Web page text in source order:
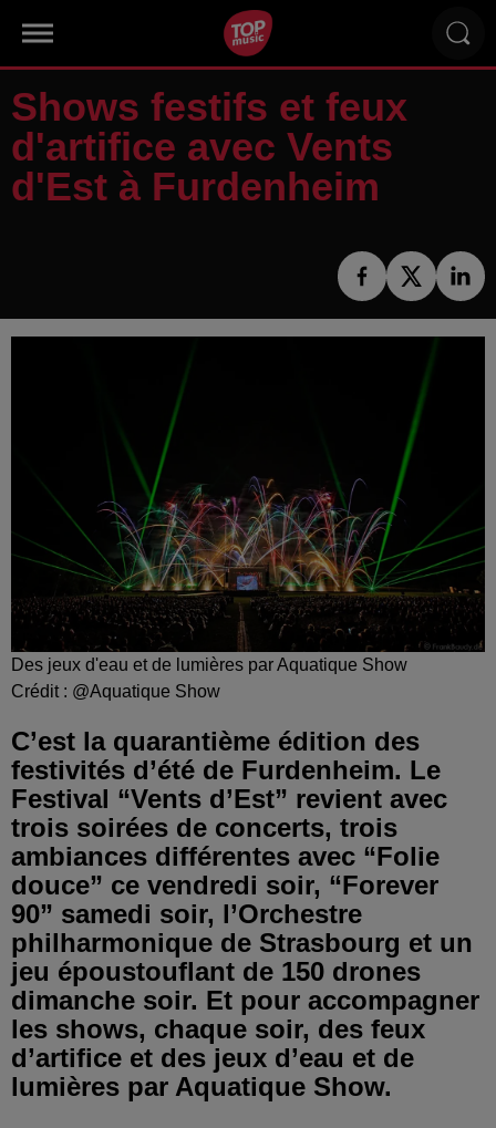
Shows festifs et feux
d'artifice avec Vents
d'Est à Furdenheim
Des jeux d'eau et de lumières par Aquatique Show
Crédit : @Aquatique Show
C’est la quarantième édition des
festivités d’été de Furdenheim. Le
Festival “Vents d’Est” revient avec
trois soirées de concerts, trois
ambiances différentes avec “Folie
douce” ce vendredi soir, “Forever
90” samedi soir, l’Orchestre
philharmonique de Strasbourg et un
jeu époustouflant de 150 drones
dimanche soir. Et pour accompagner
les shows, chaque soir, des feux
d’artifice et des jeux d’eau et de
lumières par Aquatique Show.